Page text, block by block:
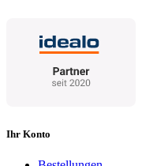
Ihr Konto